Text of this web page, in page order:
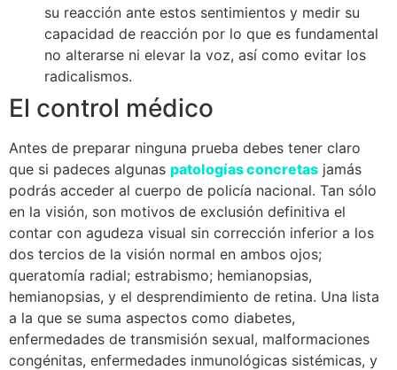
su reacción ante estos sentimientos y medir su
capacidad de reacción por lo que es fundamental
no alterarse ni elevar la voz, así como evitar los
radicalismos.
El control médico
Antes de preparar ninguna prueba debes tener claro
que si padeces algunas patologías concretas jamás
podrás acceder al cuerpo de policía nacional. Tan sólo
en la visión, son motivos de exclusión definitiva el
contar con agudeza visual sin corrección inferior a los
dos tercios de la visión normal en ambos ojos;
queratomía radial; estrabismo; hemianopsias,
hemianopsias, y el desprendimiento de retina. Una lista
a la que se suma aspectos como diabetes,
enfermedades de transmisión sexual, malformaciones
congénitas, enfermedades inmunológicas sistémicas, y